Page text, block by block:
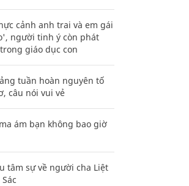
cảnh anh trai và em gái
người tinh ý còn phát
giáo dục con
tuần hoàn nguyên tố
câu nói vui vẻ
ám bạn không bao giờ
tâm sự về người cha Liệt